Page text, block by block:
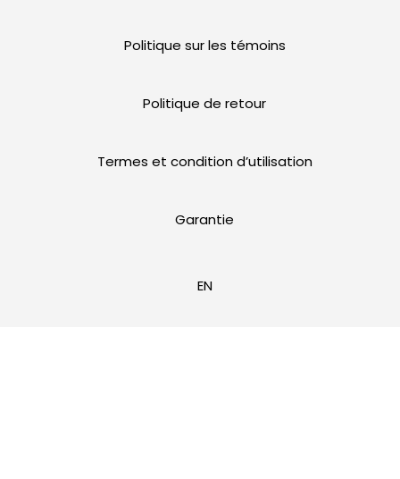
Politique sur les témoins
Politique de retour
Termes et condition d’utilisation
Garantie
EN